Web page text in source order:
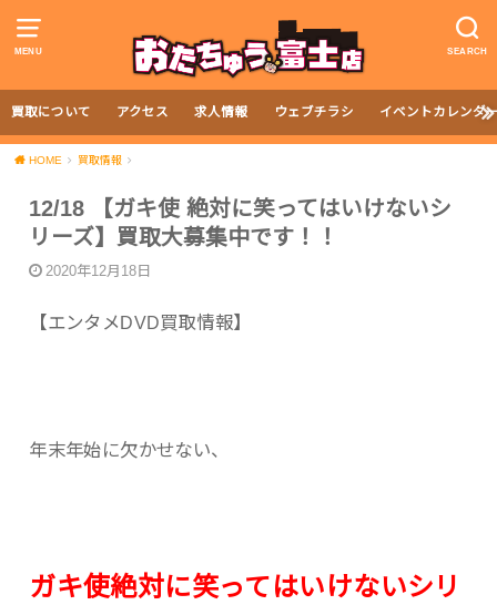
MENU SEARCH
買取について アクセス 求人情報 ウェブチラシ イベントカレンダ
HOME 買取情報
12/18 【ガキ使 絶対に笑ってはいけないシ
リーズ】買取大募集中です！！
2020年12月18日
【エンタメDVD買取情報】
年末年始に欠かせない、
ガキ使絶対に笑ってはいけないシリ